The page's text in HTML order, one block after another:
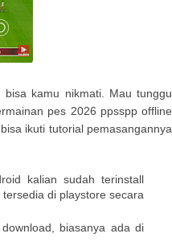
kamu nikmati. Mau tunggu
pes 2026 ppsspp offline
ikuti tutorial pemasangannya
kalian sudah terinstall
di playstore secara
biasanya ada di